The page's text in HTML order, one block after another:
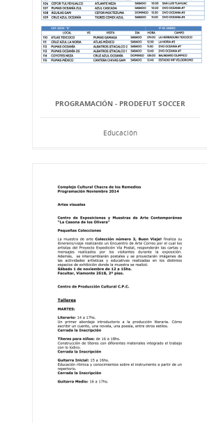
PROGRAMACIÓN - PRODEFUT SOCCER
Educación